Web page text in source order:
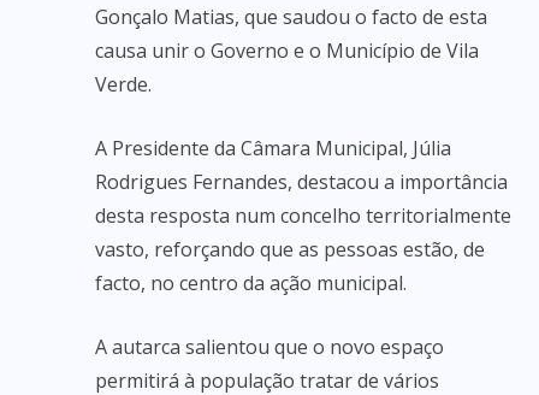
Gonçalo Matias, que saudou o facto de esta
causa unir o Governo e o Município de Vila
Verde.
A Presidente da Câmara Municipal, Júlia
Rodrigues Fernandes, destacou a importância
desta resposta num concelho territorialmente
vasto, reforçando que as pessoas estão, de
facto, no centro da ação municipal.
A autarca salientou que o novo espaço
permitirá à população tratar de vários